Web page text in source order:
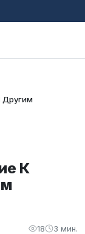
Другим
К
18 3 мин.